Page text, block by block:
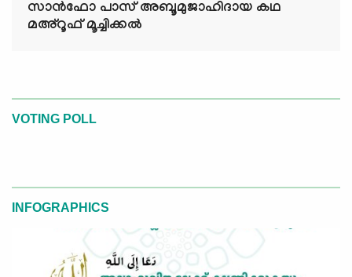
സാൻഫോ പാസ് അബൂമുജാഹിദായ കഥ
മഅ്റൂഫ് മൂച്ചിക്കല്‍
VOTING POLL
INFOGRAPHICS